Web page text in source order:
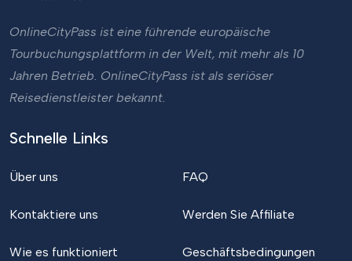
OnlineCityPass ist eine führende europäische
Tourbuchungsplattform in der Welt, mit mehr als 10
Jahren Betrieb. OnlineCityPass ist als seriöser
Reisedienstleister bekannt.
Schnelle Links
Über uns
Kontaktiere uns
Wie es funktioniert
FAQ
Werden Sie Affiliate
Geschäftsbedingungen